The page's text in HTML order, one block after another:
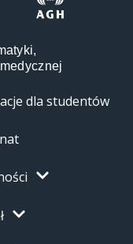
dla studentów